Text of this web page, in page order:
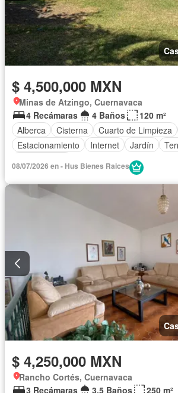
$ 4,500,000 MXN
Minas de Atzingo, Cuernavaca
4 Recámaras
4 Baños
120 m²
Alberca
Cisterna Cuarto de Limpieza
Estacionamiento
Internet Jardín
08/07/2026 en - Hus Bienes Raices
$ 4,250,000 MXN
Rancho Cortés, Cuernavaca
3 Recámaras
3.5 Baños 250 m²